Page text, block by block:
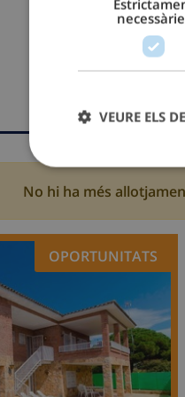
No hi ha més
OPORTUNITATS
VEURE ELS